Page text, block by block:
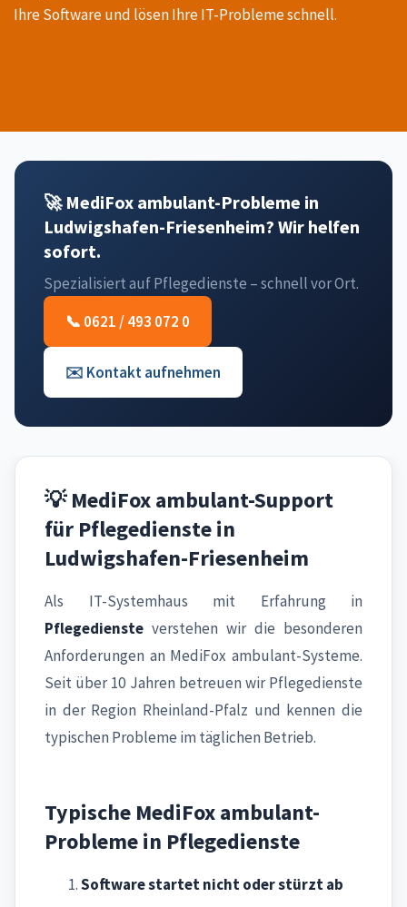
Ihre Software und lösen Ihre IT-Probleme schnell.
🚀 MediFox ambulant-Probleme in
Ludwigshafen-Friesenheim? Wir helfen
sofort.
Spezialisiert auf Pflegedienste – schnell vor Ort.
📞 0621 / 493 072 0
✉️ Kontakt aufnehmen
💡 MediFox ambulant-Support
für Pflegedienste in
Ludwigshafen-Friesenheim
Als IT-Systemhaus mit Erfahrung in
Pflegedienste verstehen wir die besonderen
Anforderungen an MediFox ambulant-Systeme.
Seit über 10 Jahren betreuen wir Pflegedienste
in der Region Rheinland-Pfalz und kennen die
typischen Probleme im täglichen Betrieb.
Typische MediFox ambulant-
Probleme in Pflegedienste
Software startet nicht oder stürzt ab